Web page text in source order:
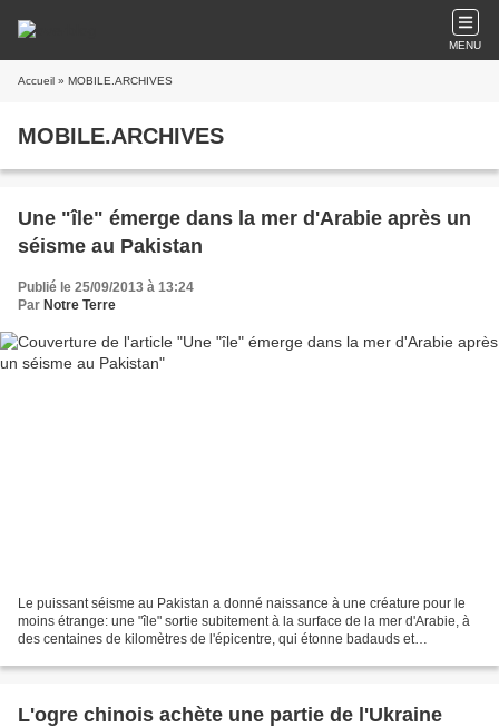
MENU
Accueil » MOBILE.ARCHIVES
MOBILE.ARCHIVES
Une "île" émerge dans la mer d'Arabie après un
séisme au Pakistan
Publié le 25/09/2013 à 13:24
Par Notre Terre
Le puissant séisme au Pakistan a donné naissance à une créature pour le
moins étrange: une "île" sortie subitement à la surface de la mer d'Arabie, à
des centaines de kilomètres de l'épicentre, qui étonne badauds et
L'ogre chinois achète une partie de l'Ukraine